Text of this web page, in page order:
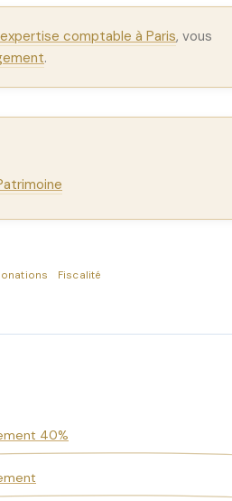
comptable à Paris, vous
.
Fiscalité
40%